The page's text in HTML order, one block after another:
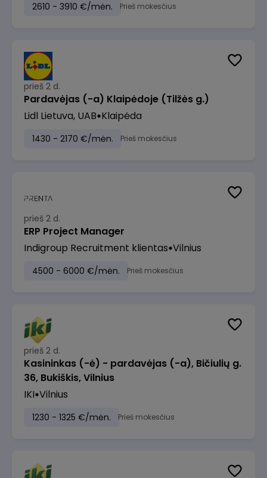
2610 - 3910 €/mėn. Prieš mokesčius
prieš 2 d.
Pardavėjas (-a) Klaipėdoje (Tilžės g.)
Lidl Lietuva, UAB Klaipėda
1430 - 2170 €/mėn. Prieš mokesčius
prieš 2 d.
ERP Project Manager
Indigroup Recruitment klientas Vilnius
4500 - 6000 €/mėn. Prieš mokesčius
prieš 2 d.
Kasininkas (-ė) - pardavėjas (-a), Bičiulių g.
36, Bukiškis, Vilnius
IKI Vilnius
1230 - 1325 €/mėn. Prieš mokesčius